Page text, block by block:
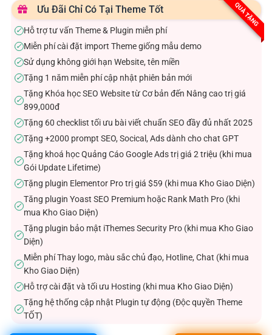
0.0
5
sao
QUÀ TẶNG
Ưu Đãi Chỉ Có Tại Theme Tốt
✓Hỗ trợ tư vấn Theme & Plugin miễn phí
✓Miễn phí cài đặt import Theme giống mẫu demo
✓Sử dụng không giới hạn Website, tên miền
✓Tặng 1 năm miễn phí cập nhật phiên bản mới
✓
Tặng Khóa học SEO Website từ Cơ bản đến Nâng cao trị giá
899,000đ
✓Tặng 60 checklist tối ưu bài viết chuẩn SEO đầy đủ nhất 2025
✓Tặng +2000 prompt SEO, Socical, Ads dành cho chat GPT
✓
Tặng khoá học Quảng Cáo Google Ads trị giá 2 triệu (khi mua
Gói Update Lifetime)
✓Tặng plugin Elementor Pro trị giá $59 (khi mua Kho Giao Diện)
✓
Tăng plugin Yoast SEO Premium hoặc Rank Math Pro (khi
mua Kho Giao Diện)
✓
Tặng plugin bảo mật iThemes Security Pro (khi mua Kho Giao
Diện)
✓
Miễn phí Thay logo, màu sắc chủ đạo, Hotline, Chat (khi mua
Kho Giao Diện)
✓Hỗ trợ cài đặt và tối ưu Hosting (khi mua Kho Giao Diện)
✓
Tặng hệ thống cập nhật Plugin tự động (Độc quyền Theme
TỐT)